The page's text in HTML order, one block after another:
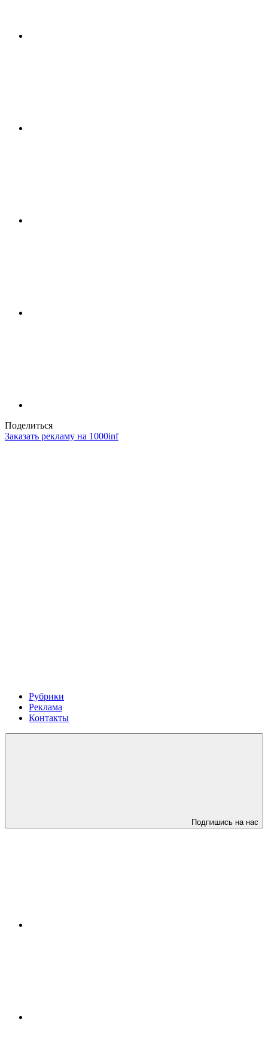
Поделиться
Заказать рекламу на 1000inf
Рубрики
Реклама
Контакты
Подпишись на нас